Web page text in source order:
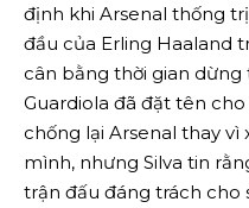
định khi Arsenal thống
đầu của Erling Haaland
cân bằng thời gian
Guardiola đã đặt tên
chống lại Arsenal thay
mình, nhưng Silva tin
trận đấu đáng trách cho